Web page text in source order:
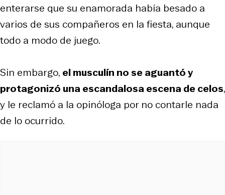
enterarse que su enamorada había besado a
varios de sus compañeros en la fiesta, aunque
todo a modo de juego.
Sin embargo, el musculín no se aguantó y
protagonizó una escandalosa escena de celos,
y le reclamó a la opinóloga por no contarle nada
de lo ocurrido.